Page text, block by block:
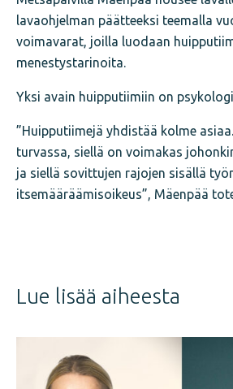
lavaohjelman päätteeksi teemalla
voimavarat, joilla luodaan
menestystarinoita.
Yksi avain huipputiimiin on
”Huipputiimejä yhdistää kolme
turvassa, siellä on voimakas
ja siellä sovittujen rajojen sisällä
itsemääräämisoikeus”, Mäenpää
Lue lisää aiheesta